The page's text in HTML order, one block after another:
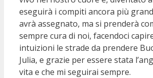
eseguirà i compiti ancora più
avrà assegnato, ma si prenderà
sempre cura di noi, facendoci
intuizioni le strade da prendere
Julia, e grazie per essere stata
vita e che mi seguirai sempre.